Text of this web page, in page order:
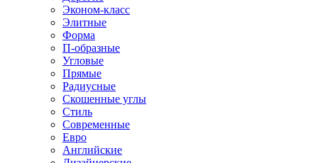
Эконом-класс
Элитные
Форма
П-образные
Угловые
Прямые
Радиусные
Скошенные углы
Стиль
Современные
Евро
Английские